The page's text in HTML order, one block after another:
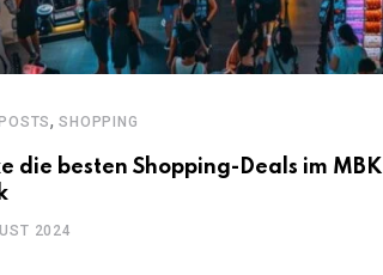
,SHOPPING
die besten Shopping-Deals im MBK
2024